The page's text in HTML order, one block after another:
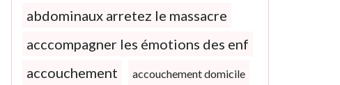
abdominaux arretez le massacre
acccompagner les émotions des enf
accouchement
accouchement domicile